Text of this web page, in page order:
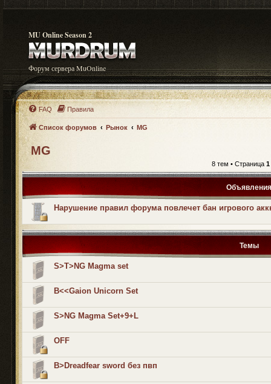
MU Online Season 2
Форум сервера MuOnline
FAQ Правила
Список форумов Рынок MG
MG
8 тем • Страница 1
Объявления
Нарушение правил форума повлечет бан игрового
Темы
S>T>NG Magma set
B<<Gaion Unicorn Set
S>NG Magma Set+9+L
OFF
B>Dreadfear sword без пвп